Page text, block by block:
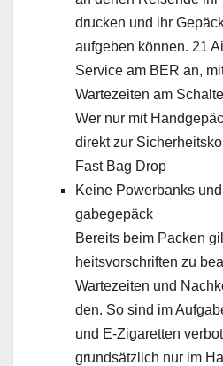
druck­en und ihr
aufgeben kön­nen. 21
Ser­vice am BER an,
Wartezeit­en am
Wer nur mit
direkt zur
Fast Bag Drop
Keine Power­banks
gabegepäck
Bere­its beim Pack­en
heitsvorschriften zu
Wartezeit­en und
den. So sind im
und E‑Zigaretten
grund­sät­zlich nur im